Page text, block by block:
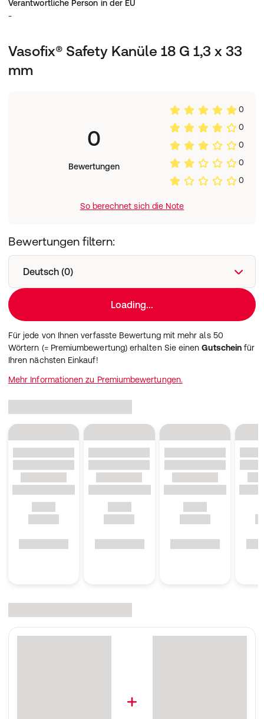
Safety-Mechanismus kann nicht umgangen werden
USP / Key Facts:
Sicherheitsvenenverweilkanüle mit Zuspritzport und
Venenverweilkanüle
B. Braun Deutschland GmbH & Co. KG, Carl-Braun-
Straße 1, 34212 Melsungen, Deutschland,
Verantwortliche Person in der EU
-
Vasofix® Safety Kanüle 18 G 1,3 x 33
mm
0
Bewertungen
0
0
0
0
0
So berechnet sich die Note
Bewertungen filtern:
Deutsch (0)
Loading...
Für jede von Ihnen verfasste Bewertung mit mehr als 50
Wörtern (= Premiumbewertung) erhalten Sie einenGutschein für
Ihren nächsten Einkauf!
Mehr Informationen zu Premiumbewertungen.